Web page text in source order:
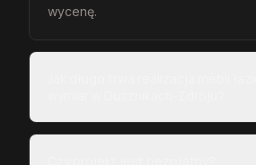
wycenę.